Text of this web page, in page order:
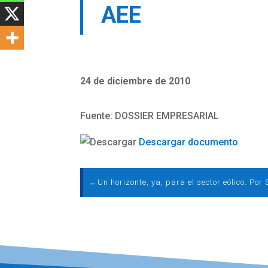
AEE
24 de diciembre de 2010
Fuente: DOSSIER EMPRESARIAL
Descargar documento
←